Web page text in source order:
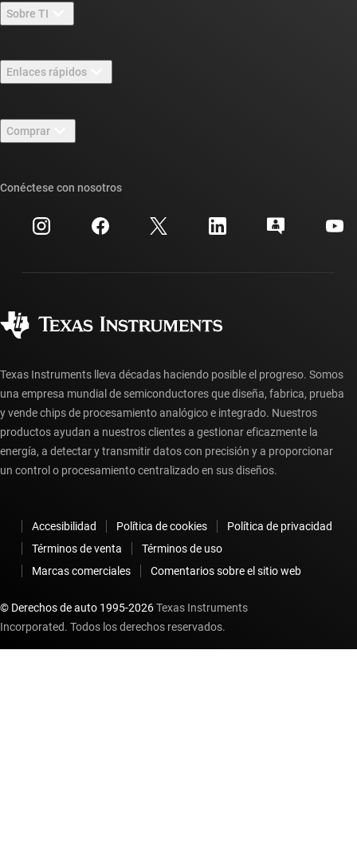
Sobre TI
Carreras laborales
Sala de redacción
Eventos
Relaciones con los inversionistas
Enlaces rápidos
Foros de soporte de diseño de TI E2E™
Búsqueda de referencias cruzadas
Centro de atención al cliente
Preguntas frecuentes sobre la cuenta myTI
Comprar
Preguntas frecuentes sobre pedidos
Conéctese con nosotros
Texas Instruments lleva décadas haciendo posible el progreso. Somos
una empresa mundial de semiconductores que diseña, fabrica, prueba
y vende chips de procesamiento analógico e integrado. Nuestros
productos ayudan a nuestros clientes a gestionar eficazmente la
energía, a detectar y transmitir datos con precisión y a proporcionar
un control o procesamiento centralizado en sus diseños.
Accesibilidad Política de cookies
Política de privacidad
Términos de venta
Términos de uso
Marcas comerciales
Comentarios sobre el sitio web
© Derechos de auto 1995-2026Texas Instruments
Incorporated. Todos los derechos reservados.